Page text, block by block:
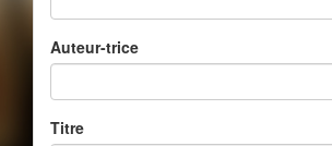
Auteur-trice
Titre